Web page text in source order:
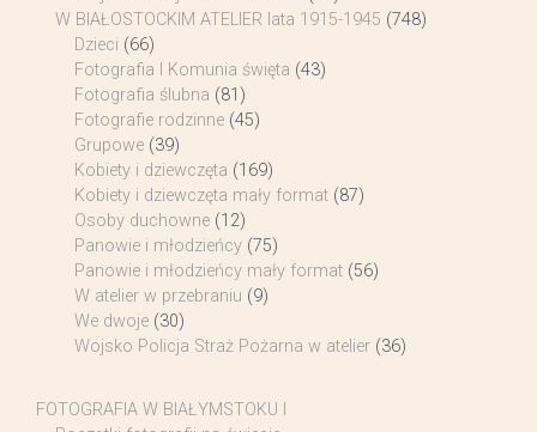
W BIAŁOSTOCKIM ATELIER lata 1915-1945 (748)
Dzieci (66)
Fotografia I Komunia święta (43)
Fotografia ślubna (81)
Fotografie rodzinne (45)
Grupowe (39)
Kobiety i dziewczęta (169)
Kobiety i dziewczęta mały format (87)
Osoby duchowne (12)
Panowie i młodzieńcy (75)
Panowie i młodzieńcy mały format (56)
W atelier w przebraniu (9)
We dwoje (30)
Wojsko Policja Straż Pożarna w atelier (36)
FOTOGRAFIA W BIAŁYMSTOKU I